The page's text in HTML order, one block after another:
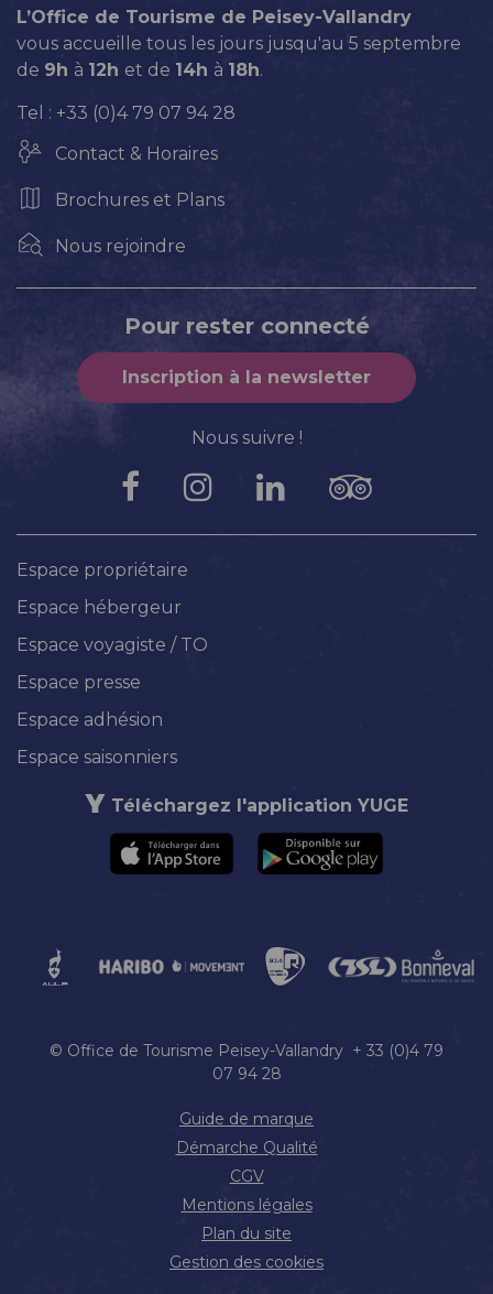
L’Office de Tourisme de Peisey-Vallandry
vous accueille tous les jours jusqu'au 5 septembre
de 9h à 12h et de 14h à 18h.
Tel : +33 (0)4 79 07 94 28
Contact & Horaires
Brochures et Plans
Nous rejoindre
Pour rester connecté
Inscription à la newsletter
Nous suivre !
Espace propriétaire
Espace hébergeur
Espace voyagiste / TO
Espace presse
Espace adhésion
Espace saisonniers
Téléchargez l'application YUGE
© Office de Tourisme Peisey-Vallandry + 33 (0)4 79
07 94 28
Guide de marque
Démarche Qualité
CGV
Mentions légales
Plan du site
Gestion des cookies